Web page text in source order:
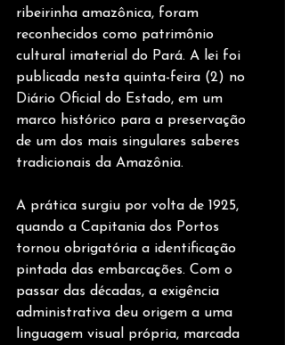
ribeirinha amazônica, foram
reconhecidos como patrimônio
cultural imaterial do Pará. A lei foi
publicada nesta quinta-feira (2) no
Diário Oficial do Estado, em um
marco histórico para a preservação
de um dos mais singulares saberes
tradicionais da Amazônia.
A prática surgiu por volta de 1925,
quando a Capitania dos Portos
tornou obrigatória a identificação
pintada das embarcações. Com o
passar das décadas, a exigência
administrativa deu origem a uma
linguagem visual própria, marcada